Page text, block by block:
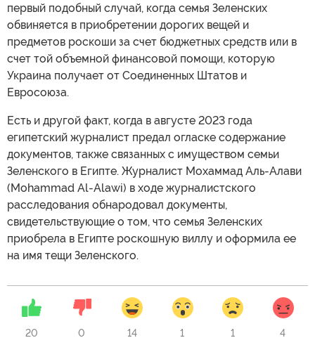
первый подобный случай, когда семья Зеленских
обвиняется в приобретении дорогих вещей и
предметов роскоши за счет бюджетных средств или в
счет той объемной финансовой помощи, которую
Украина получает от Соединенных Штатов и
Евросоюза.
Есть и другой факт, когда в августе 2023 года
египетский журналист предал огласке содержание
документов, также связанных с имуществом семьи
Зеленского в Египте. Журналист Мохаммад Аль-Алави
(Mohammad Al-Alawi) в ходе журналистского
расследования обнародовал документы,
свидетельствующие о том, что семья Зеленских
приобрела в Египте роскошную виллу и оформила ее
на имя тещи Зеленского.
20 0 14 1 1 4